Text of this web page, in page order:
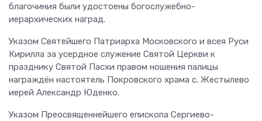
благочиния были удостоены богослужебно-
иерархических наград.
Указом Святейшего Патриарха Московского и всея Руси
Кирилла за усердное служение Святой Церкви к
празднику Святой Пасхи правом ношения палицы
награждён настоятель Покровского храма с. Жестылево
иерей Александр Юденко.
Указом Преосвященнейшего епископа Сергиево-